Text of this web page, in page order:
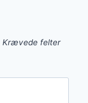
Krævede felter